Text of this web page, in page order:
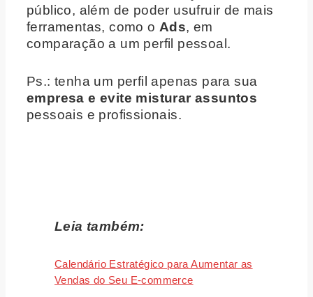
público, além de poder usufruir de mais
ferramentas, como o Ads, em
comparação a um perfil pessoal.
Ps.: tenha um perfil apenas para sua
empresa e evite misturar assuntos
pessoais e profissionais.
Leia também:
Calendário Estratégico para Aumentar as
Vendas do Seu E-commerce